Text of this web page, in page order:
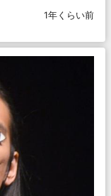
1年くらい前